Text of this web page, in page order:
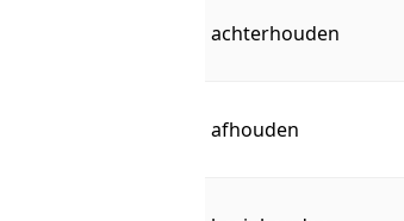
achterhouden
afhouden